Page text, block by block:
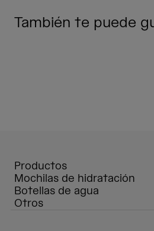
También te puede
Productos
Mochilas de hidratación
Botellas de agua
Otros